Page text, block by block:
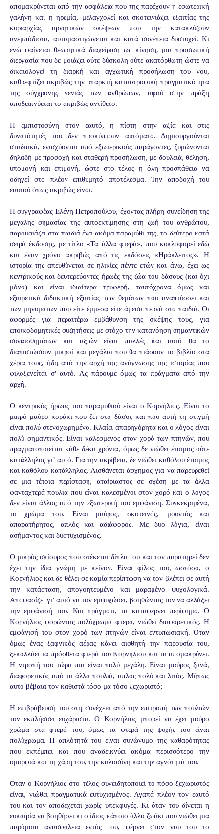
απομακρύνεται από την ασφάλεια που της παρέχουν η εσωτερική
γαλήνη και η ηρεμία, μελαγχολεί και σκοτεινιάζει εξαιτίας της
κυριαρχίας αρνητικών σκέψεων που την κατακλύζουν
ανεμπόδιστα, αυτομαστιγώνεται και κατά συνέπεια δυστυχεί. Κι
ενώ φαίνεται θεωρητικά διαχείριση ως κίνηση, μια προσωπική
διεργασία που δε μοιάζει ούτε δύσκολη ούτε ακατόρθωτη ώστε να
δικαιολογεί τη διαρκή και αγχωτική προσήλωση του νου,
καθρεφτίζει ακριβώς την υπαρκτή καταστροφική πραγματικότητα
της σύγχρονης γενιάς των ανθρώπων, αφού στην πράξη
αποδεικνύεται το ακριβώς αντίθετο.
Η εμπιστοσύνη στον εαυτό, η πίστη στην αξία και στις
δυνατότητές του δεν προκύπτουν αυτόματα. Δημιουργούνται
σταδιακά, ενισχύονται από εξωτερικούς παράγοντες, ζυμώνονται
δηλαδή με προσοχή και σταθερή προσήλωση, με δουλειά, θέληση,
υπομονή και επιμονή, ώστε στο τέλος η όλη προσπάθεια να
οδηγεί στο πλέον επιθυμητό αποτέλεσμα. Την αποδοχή του
εαυτού όπως ακριβώς είναι.
Η συγγραφέας Ελένη Πετροπούλου, έχοντας πλήρη συνείδηση της
μεγάλης σημασίας της αυτοεκτίμησης στη ζωή του ανθρώπου,
παρουσιάζει στα παιδιά ένα ακόμα παραμύθι της, το δεύτερο κατά
σειρά έκδοσης, με τίτλο «Τα άλλα φτερά», που κυκλοφορεί εδώ
και έναν χρόνο ακριβώς από τις εκδόσεις «Ηράκλειτος». Η
ιστορία της απευθύνεται σε ηλικίες πέντε ετών και άνω, έχει ως
κεντρικούς και δευτερεύοντες ήρωές της ζώα του δάσους (και όχι
μόνο) και είναι ιδιαίτερα τρυφερή, ταυτόχρονα όμως και
εξαιρετικά διδακτική εξαιτίας των θεμάτων που αναπτύσσει και
των μηνυμάτων που είτε έμμεσα είτε άμεσα περνά στα παιδιά. Οι
αφορμές για περαιτέρω εμβάθυνση της σκέψης τους, για
εποικοδομητικές συζητήσεις με στόχο την κατανόηση σημαντικών
συναισθημάτων και αξιών είναι πολλές και αυτό θα το
διαπιστώσουν μικροί και μεγάλοι που θα πιάσουν το βιβλίο στα
χέρια τους, ήδη από την αρχή της ανάγνωσης της ιστορίας που
φιλοξενείται σ' αυτό. Ας πάρουμε όμως τα πράγματα από την
αρχή.
Ο κεντρικός ήρωας του παραμυθιού είναι ο Κορνήλιος. Είναι το
μικρό μαύρο κοράκι που ζει στο δάσος και που αυτή τη στιγμή
είναι πολύ στενοχωρημένο. Κλαίει απαρηγόρητα και ο λόγος είναι
πολύ σημαντικός. Είναι καλεσμένος στον χορό των πτηνών, που
πραγματοποιείται κάθε δέκα χρόνια, όμως δε νιώθει έτοιμος ούτε
κατάλληλος γι’ αυτό. Για την ακρίβεια, δε νιώθει καθόλου έτοιμος
και καθόλου κατάλληλος. Αισθάνεται άσχημος για να παρευρεθεί
σε μια τέτοια περίσταση, αταίριαστος σε σχέση με τα άλλα
φανταχτερά πουλιά που είναι καλεσμένοι στον χορό και ο λόγος
δεν είναι άλλος από την εξωτερική του εμφάνιση. Συγκεκριμένα,
το χρώμα του. Είναι μαύρος, σκοτεινός, μουντός και
απαρατήρητος, απλός και αδιάφορος. Με δυο λόγια, είναι
ασήμαντος και δυστυχισμένος.
Ο μικρός σκίουρος που στέκεται δίπλα του και τον παρατηρεί δεν
έχει την ίδια γνώμη με κείνον. Είναι φίλος του, ωστόσο, ο
Κορνήλιος και δε θέλει σε καμία περίπτωση να τον βλέπει σε αυτή
την κατάσταση, απογοητευμένο και μαραμένο ψυχολογικά.
Αποφασίζει γι’ αυτό να τον εμψυχώσει, βοηθώντας τον να αλλάξει
την εμφάνισή του. Και πράγματι, τα καταφέρνει περίφημα. Ο
Κορνήλιος φορώντας πολύχρωμα φτερά, νιώθει διαφορετικός. Η
εμφάνισή του στον χορό των πτηνών είναι εντυπωσιακή. Όταν
όμως ένας ξαφνικός αέρας κάνει αισθητή την παρουσία του,
ξεκολλάει τα πρόσθετα φτερά του Κορνήλιου και τα απομακρύνει.
Η ντροπή του τώρα πια είναι πολύ μεγάλη. Είναι μαύρος ξανά,
διαφορετικός από τα άλλα πουλιά, απλός πολύ και λιτός. Μήπως
αυτό βέβαια τον καθιστά τόσο μα τόσο ξεχωριστό;
Η επιβράβευσή του στη συνέχεια από την επιτροπή των πουλιών
τον εκπλήσσει ευχάριστα. Ο Κορνήλιος μπορεί να έχει μαύρο
χρώμα στα φτερά του, όμως τα φτερά της ψυχής του είναι
πολύχρωμα. Η απλότητά του είναι συνώνυμο της καθαρότητας
που εκπέμπει και που αναδεικνύει ακόμα περισσότερο την
ομορφιά και τη χάρη του, την καλοσύνη και την αγνότητά του.
Όταν ο Κορνήλιος στο τέλος συνειδητοποιεί το πόσο ξεχωριστός
είναι, νιώθει πραγματικά ευτυχισμένος. Αγαπά πλέον τον εαυτό
του και τον αποδέχεται χωρίς υπεκφυγές. Κι όταν του δίνεται η
ευκαιρία να βοηθήσει κι ο ίδιος κάποιο άλλο ζωάκι που νιώθει μια
παρόμοια ανασφάλεια εντός του, φέρνει στον νου του το